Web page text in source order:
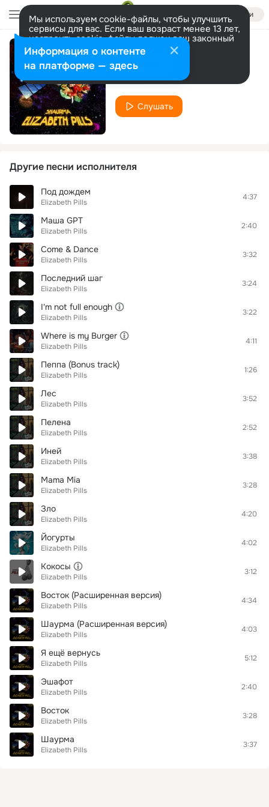
Войти
Мы используем cookie-файлы, чтобы улучшить
сервисы для вас. Если ваш возраст менее 13 лет,
настроить cookie-файлы должен ваш законный
представитель. Больше информации
Разрешить все Настроить
Анлаут
Elizabeth Pills
Слушать
Другие песни исполнителя
Под дождем
Elizabeth Pills
4:37
Маша GPT
Elizabeth Pills
2:40
Come & Dance
Elizabeth Pills
3:32
Последний шаг
Elizabeth Pills
3:24
I'm not full enough
Elizabeth Pills
3:22
Where is my Burger
Elizabeth Pills
4:11
Пеппа (Bonus track)
Elizabeth Pills
1:26
Лес
Elizabeth Pills
3:52
Пелена
Elizabeth Pills
2:52
Иней
Elizabeth Pills
3:38
Mama Mia
Elizabeth Pills
3:28
Зло
Elizabeth Pills
4:20
Йогурты
Elizabeth Pills
4:02
Кокосы
Elizabeth Pills
3:12
Восток (Расширенная версия)
Elizabeth Pills
4:34
Шаурма (Расширенная версия)
Elizabeth Pills
4:03
Я ещё вернусь
Elizabeth Pills
5:12
Эшафот
Elizabeth Pills
2:40
Восток
Elizabeth Pills
3:28
Шаурма
Elizabeth Pills
3:37
Информация о контенте
на платформе — здесь